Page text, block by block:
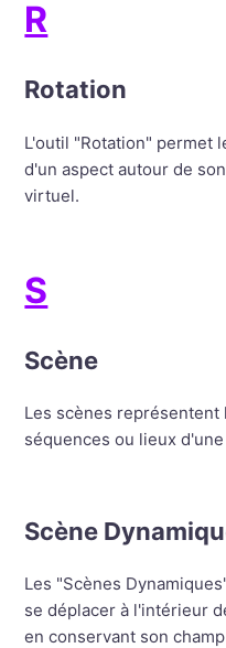
R
Rotation
L'outil "Rotation" permet
d'un aspect autour de
virtuel.
S
Scène
Les scènes
séquences ou lieux
Scène
Les "Scènes
se déplacer à l'intérieur
en conservant son